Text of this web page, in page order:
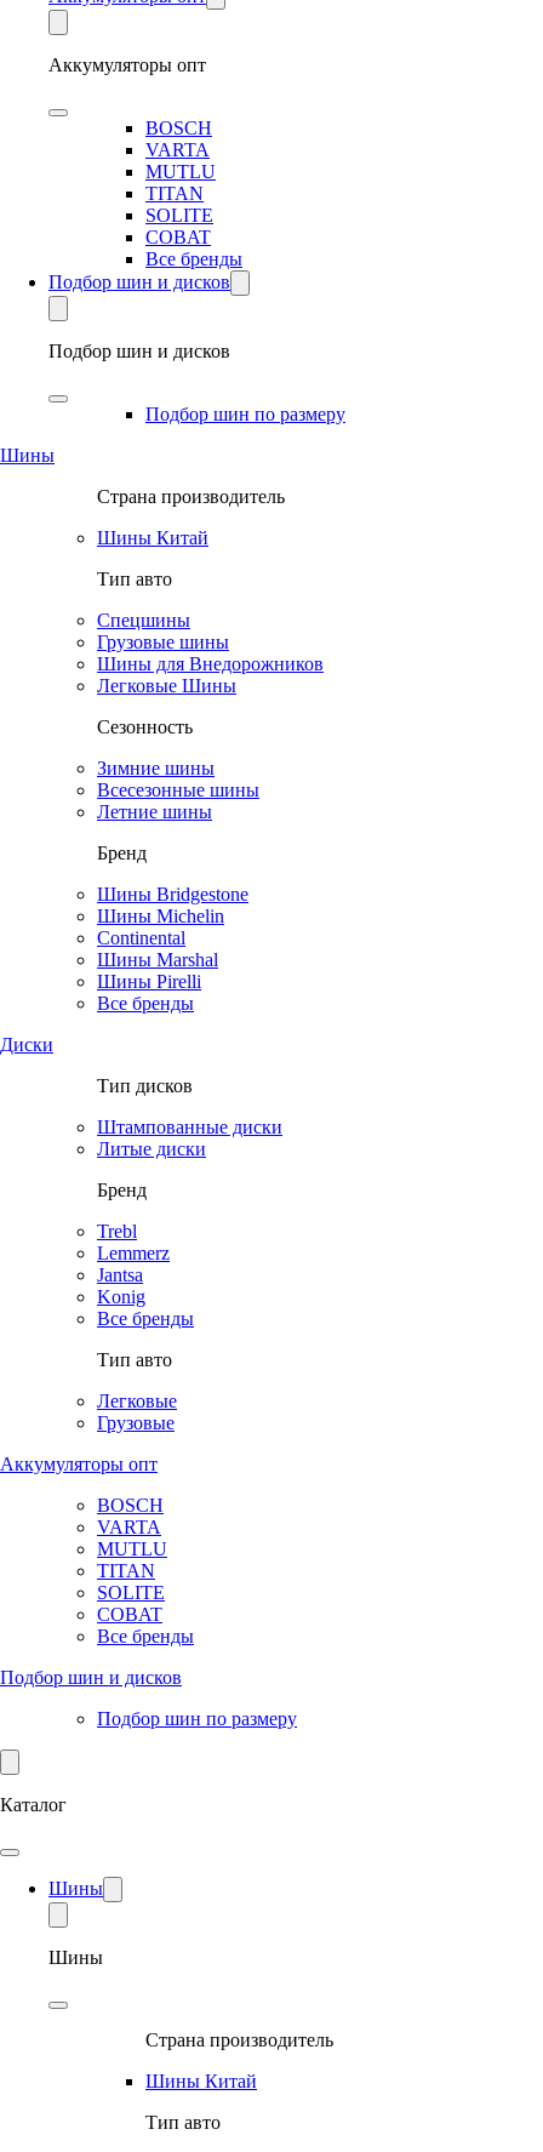
Аккумуляторы опт
BOSCH
VARTA
MUTLU
TITAN
SOLITE
COBAT
Все бренды
Подбор шин и дисков
Подбор шин и дисков
Подбор шин по размеру
Шины
Страна производитель
Шины Китай
Тип авто
Спецшины
Грузовые шины
Шины для Внедорожников
Легковые Шины
Сезонность
Зимние шины
Всесезонные шины
Летние шины
Бренд
Шины Bridgestone
Шины Michelin
Continental
Шины Marshal
Шины Pirelli
Все бренды
Диски
Тип дисков
Штампованные диски
Литые диски
Бренд
Trebl
Lemmerz
Jantsa
Konig
Все бренды
Тип авто
Легковые
Грузовые
Аккумуляторы опт
BOSCH
VARTA
MUTLU
TITAN
SOLITE
COBAT
Все бренды
Подбор шин и дисков
Подбор шин по размеру
Каталог
Шины
Шины
Страна производитель
Шины Китай
Тип авто